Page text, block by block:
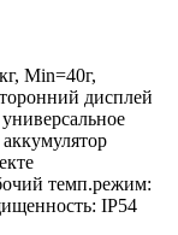
Min=40г,
дисплей
темп.режим:
IP54